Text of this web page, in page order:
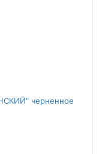
черненное